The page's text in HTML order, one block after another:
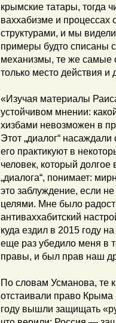
крымские татары, тогда
ваххабизме и
структурами, и мы
примеры будто списаны
механизмы, те же самые
только место действия
«Изучая материалы
устойчивом мнении:
хизбами невозможен в
Этот „диалог“
его практикуют в
человек, который долгое
„диалога“, понимает:
это заблуждение, если
целями. Мне было
антиваххабитский
куда ездил в 2015 году
еще раз убедило меня в
правы, и был прав наш
По словам Усманова, те
отстаивали право Крыма
году вышли защищать